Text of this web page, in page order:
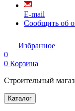
E-mail
Сообщить об
Избранное
0
0 Корзина
Строительный
Каталог